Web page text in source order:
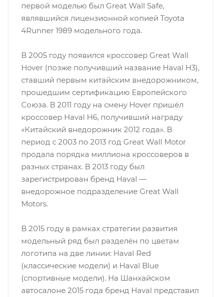
первой моделью был Great Wall Safe,
являвшийся лицензионной копией Toyota
4Runner 1989 модельного года.
В 2005 году появился кроссовер Great Wall
Hover (позже получивший название Haval H3),
ставший первым китайским внедорожником,
прошедшим сертификацию Европейского
Союза. В 2011 году на смену Hover пришёл
кроссовер Haval H6, получивший награду
«Китайский внедорожник 2012 года». В
период с 2003 по 2013 год Great Wall Motor
продала порядка миллиона кроссоверов в
разных странах. В 2013 году был
зарегистрирован бренд Haval —
внедорожное подразделение Great Wall
Motors.
В 2015 году в рамках стратегии развития
модельный ряд был разделён по цветам
логотипа на две линии: Haval Red
(классические модели) и Haval Blue
(спортивные модели). На Шанхайском
автосалоне 2015 года бренд Haval представил